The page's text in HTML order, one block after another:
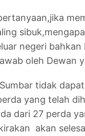
negeri bahkan
oleh Dewan
tidak
yang telah
dari 27 perda
akan